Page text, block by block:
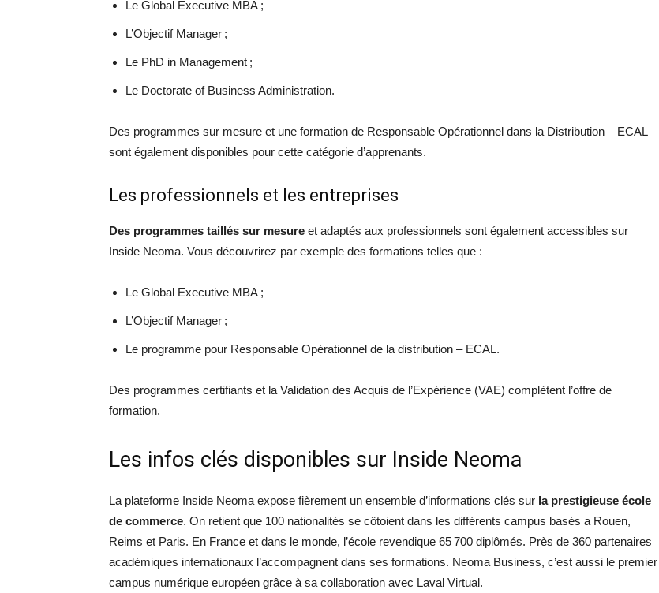
Le Global Executive MBA ;
L’Objectif Manager ;
Le PhD in Management ;
Le Doctorate of Business Administration.
Des programmes sur mesure et une formation de Responsable Opérationnel dans la Distribution – ECAL
sont également disponibles pour cette catégorie d’apprenants.
Les professionnels et les entreprises
Des programmes taillés sur mesure et adaptés aux professionnels sont également accessibles sur
Inside Neoma. Vous découvrirez par exemple des formations telles que :
Le Global Executive MBA ;
L’Objectif Manager ;
Le programme pour Responsable Opérationnel de la distribution – ECAL.
Des programmes certifiants et la Validation des Acquis de l’Expérience (VAE) complètent l’offre de
formation.
Les infos clés disponibles sur Inside Neoma
La plateforme Inside Neoma expose fièrement un ensemble d’informations clés sur la prestigieuse école
de commerce. On retient que 100 nationalités se côtoient dans les différents campus basés a Rouen,
Reims et Paris. En France et dans le monde, l’école revendique 65 700 diplômés. Près de 360 partenaires
académiques internationaux l’accompagnent dans ses formations. Neoma Business, c’est aussi le premier
campus numérique européen grâce à sa collaboration avec Laval Virtual.